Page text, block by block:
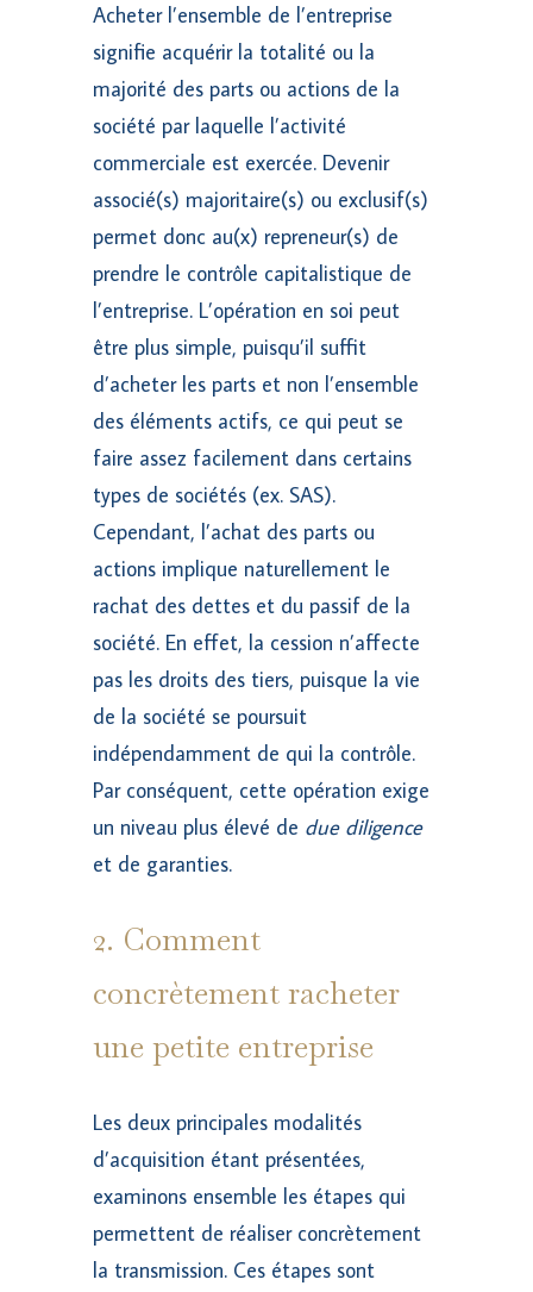
Acheter l’ensemble de l’entreprise
signifie acquérir la totalité ou la
majorité des parts ou actions de la
société par laquelle l’activité
commerciale est exercée. Devenir
associé(s) majoritaire(s) ou exclusif(s)
permet donc au(x) repreneur(s) de
prendre le contrôle capitalistique de
l’entreprise. L’opération en soi peut
être plus simple, puisqu’il suffit
d’acheter les parts et non l’ensemble
des éléments actifs, ce qui peut se
faire assez facilement dans certains
types de sociétés (ex. SAS).
Cependant, l’achat des parts ou
actions implique naturellement le
rachat des dettes et du passif de la
société. En effet, la cession n’affecte
pas les droits des tiers, puisque la vie
de la société se poursuit
indépendamment de qui la contrôle.
Par conséquent, cette opération exige
un niveau plus élevé de due diligence
et de garanties.
2. Comment
concrètement racheter
une petite entreprise
Les deux principales modalités
d’acquisition étant présentées,
examinons ensemble les étapes qui
permettent de réaliser concrètement
la transmission. Ces étapes sont